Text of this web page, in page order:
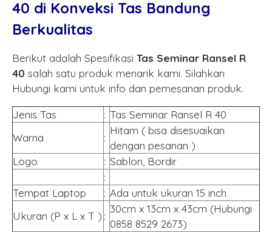
40 di Konveksi Tas Bandung
Berkualitas
Berikut adalah Spesifikasi Tas Seminar Ransel R
40 salah satu produk menarik kami. Silahkan
Hubungi kami untuk info dan pemesanan produk.
Jenis Tas : Tas Seminar Ransel R 40
Warna
:
Hitam ( bisa disesuaikan
dengan pesanan )
Logo
: Sablon, Bordir
:
Tempat Laptop
: Ada untuk ukuran 15 inch
Ukuran (P x L x T ) :
30cm x 13cm x 43cm (Hubungi
0858 8529 2673)